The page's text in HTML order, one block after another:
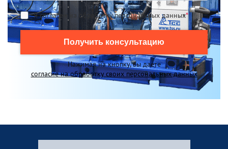
Я согласен на обработку персональных данных*
Получить консультацию
Нажимая на кнопку, вы даете
согласие на обработку своих персональных данных